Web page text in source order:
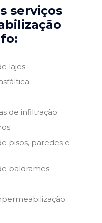
serviços
lajes
de infiltração
pisos, paredes e
baldrames